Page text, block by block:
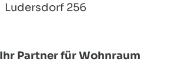
Ludersdorf 256
Partner für Wohnraum